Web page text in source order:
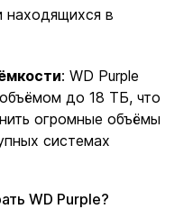
находящихся в
: WD Purple
до 18 ТБ, что
огромные объёмы
системах
WD Purple?